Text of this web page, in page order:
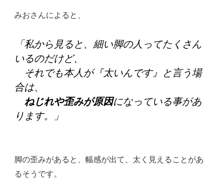
みおさんによると、
「私から見ると、細い脚の人ってたくさん
いるのだけど、
それでも本人が『太いんです』と言う場
合は、
ねじれや歪みが原因になっている事があ
ります。」
脚の歪みがあると、幅感が出て、太く見えることがあ
るそうです。